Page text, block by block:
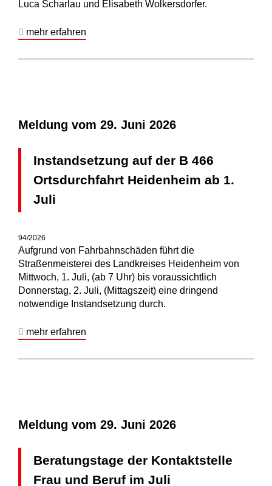
Luca Scharlau und Elisabeth Wolkersdorfer.
mehr erfahren
Meldung vom 29. Juni 2026
Instandsetzung auf der B 466
Ortsdurchfahrt Heidenheim ab 1.
Juli
94/2026
Aufgrund von Fahrbahnschäden führt die
Straßenmeisterei des Landkreises Heidenheim von
Mittwoch, 1. Juli, (ab 7 Uhr) bis voraussichtlich
Donnerstag, 2. Juli, (Mittagszeit) eine dringend
notwendige Instandsetzung durch.
mehr erfahren
Meldung vom 29. Juni 2026
Beratungstage der Kontaktstelle
Frau und Beruf im Juli